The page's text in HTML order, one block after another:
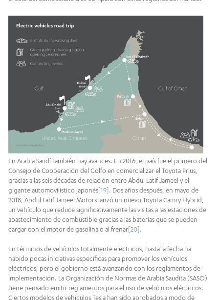
En Arabia Saudí también hay avances. En 2016, el país fue el primero del
Consejo de Cooperación del Golfo en comercializar el Toyota Prius,
gracias a las seis décadas de relación entre Abdul Latif Jameel y el
gigante automovilístico japonés[19]. Dos años después, en mayo de
2018, Abdul Latif Jameel Motors lanzó un nuevo Toyota Camry Hybrid,
un vehículo que reduce significativamente las visitas a las estaciones de
abastecimiento de combustible gracias a las baterías que se pueden
cargar con el motor de gasolina o al frenar[20].
En términos de vehículos totalmente eléctricos, hasta la fecha ha
habido pocas iniciativas específicas para promover los vehículos
eléctricos, pero el gobierno está avanzando con los reglamentos de
implementación. La Organización de Normas de Arabia Saudita (SASO)
tiene pensado emitir reglamentos para el uso de vehículos eléctricos.
Ciertos modelos de vehículos Tesla han sido aprobados a modo de